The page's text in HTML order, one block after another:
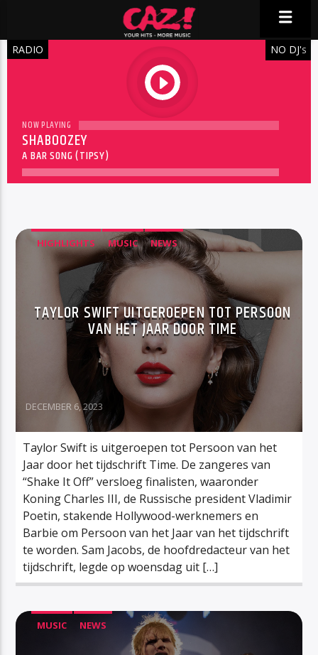
RADIO
play
NO DJ'S
NOW PLAYING
SHABOOZEY
A BAR SONG (TIPSY)
HIGHLIGHTS MUSIC NEWS
TAYLOR SWIFT UITGEROEPEN TOT PERSOON
VAN HET JAAR DOOR TIME
DECEMBER 6, 2023
Taylor Swift is uitgeroepen tot Persoon van het
Jaar door het tijdschrift Time. De zangeres van
“Shake It Off” versloeg finalisten, waaronder
Koning Charles III, de Russische president Vladimir
Poetin, stakende Hollywood-werknemers en
Barbie om Persoon van het Jaar van het tijdschrift
te worden. Sam Jacobs, de hoofdredacteur van het
tijdschrift, legde op woensdag uit […]
MUSIC NEWS